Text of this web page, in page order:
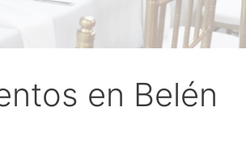
en Belén